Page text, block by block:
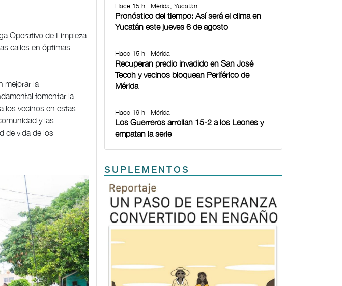
Operativo de Limpieza
calles en óptimas
mejorar la
fomentar la
los vecinos en estas
y las
de vida de los
Hace 15 h | Mérida, Yucatán
Pronóstico del tiempo: Así será el clima en
Yucatán este jueves 6 de agosto
Hace 15 h | Mérida
Recuperan predio invadido en San José
Tecoh y vecinos bloquean Periférico de
Mérida
Hace 19 h | Mérida
Los Guerreros arrollan 15-2 a los Leones y
empatan la serie
SUPLEMENTOS
Previous
TODOS LOS SUPLEMENTOS